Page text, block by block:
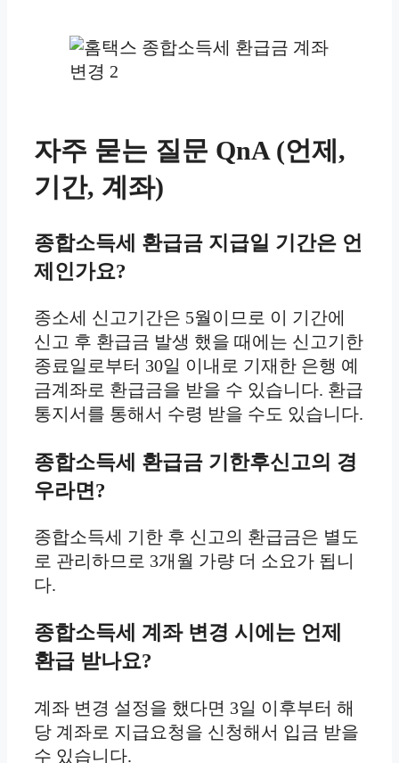
자주 묻는 질문 QnA (언제,
기간, 계좌)
종합소득세 환급금 지급일 기간은 언
제인가요?
종소세 신고기간은 5월이므로 이 기간에
신고 후 환급금 발생 했을 때에는 신고기한
종료일로부터 30일 이내로 기재한 은행 예
금계좌로 환급금을 받을 수 있습니다. 환급
통지서를 통해서 수령 받을 수도 있습니다.
종합소득세 환급금 기한후신고의 경
우라면?
종합소득세 기한 후 신고의 환급금은 별도
로 관리하므로 3개월 가량 더 소요가 됩니
다.
종합소득세 계좌 변경 시에는 언제
환급 받나요?
계좌 변경 설정을 했다면 3일 이후부터 해
당 계좌로 지급요청을 신청해서 입금 받을
수 있습니다.